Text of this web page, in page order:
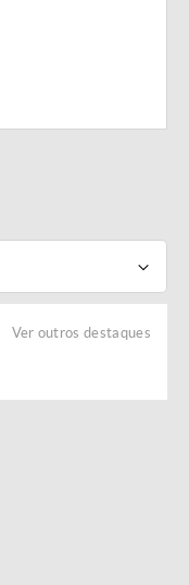
Ver outros destaques